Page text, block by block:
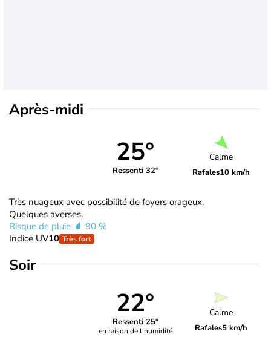
Après-midi
25°
Ressenti 32°
Calme
Rafales10 km/h
Très nuageux avec possibilité de foyers orageux.
Quelques averses.
Risque de pluie
90 %
Indice UV10 Très fort
Soir
22°
Ressenti 25°
en raison de l'humidité
Calme
Rafales5 km/h